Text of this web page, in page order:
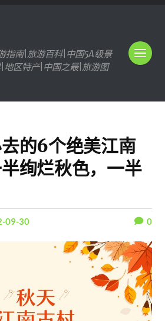
指南|旅游百科|中国5A级景
区特产|中国之最|旅游图
的6个绝美江南
绚烂秋色，一半
09-30 0